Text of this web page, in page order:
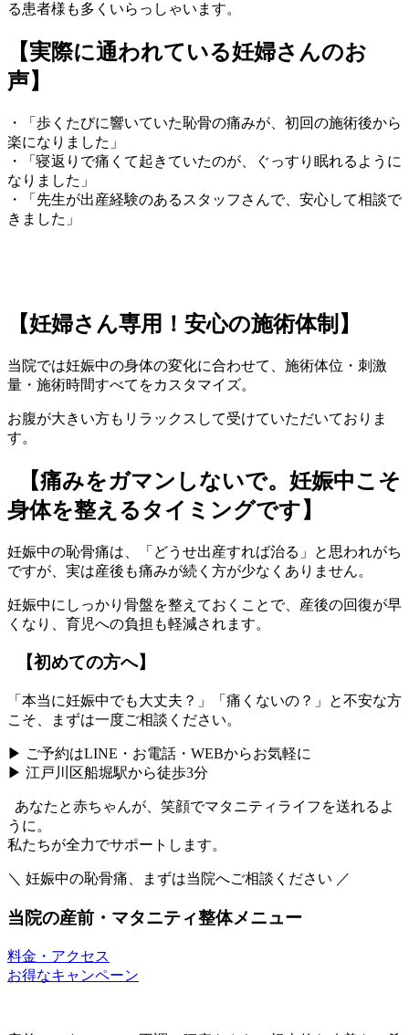
る患者様も多くいらっしゃいます。
【実際に通われている妊婦さんのお
声】
・「歩くたびに響いていた恥骨の痛みが、初回の施術後から
楽になりました」
・「寝返りで痛くて起きていたのが、ぐっすり眠れるように
なりました」
・「先生が出産経験のあるスタッフさんで、安心して相談で
きました」
【妊婦さん専用！安心の施術体制】
当院では妊娠中の身体の変化に合わせて、施術体位・刺激
量・施術時間すべてをカスタマイズ。
お腹が大きい方もリラックスして受けていただいておりま
す。
【痛みをガマンしないで。妊娠中こそ
身体を整えるタイミングです】
妊娠中の恥骨痛は、「どうせ出産すれば治る」と思われがち
ですが、実は産後も痛みが続く方が少なくありません。
妊娠中にしっかり骨盤を整えておくことで、産後の回復が早
くなり、育児への負担も軽減されます。
【初めての方へ】
「本当に妊娠中でも大丈夫？」「痛くないの？」と不安な方
こそ、まずは一度ご相談ください。
▶ ご予約はLINE・お電話・WEBからお気軽に
▶ 江戸川区船堀駅から徒歩3分
あなたと赤ちゃんが、笑顔でマタニティライフを送れるよ
うに。
私たちが全力でサポートします。
＼ 妊娠中の恥骨痛、まずは当院へご相談ください ／
当院の産前・マタニティ整体メニュー
料金・アクセス
お得なキャンペーン